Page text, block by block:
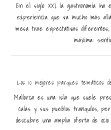
En el siglo XXI, la gastronomía ha
experiencia que va mucho más
mesa trae expectativas
máxima:
Los 10 mejores parques
Mallorca es una isla que suele
calas y sus pueblos tranquilos,
descubre una amplia oferta de